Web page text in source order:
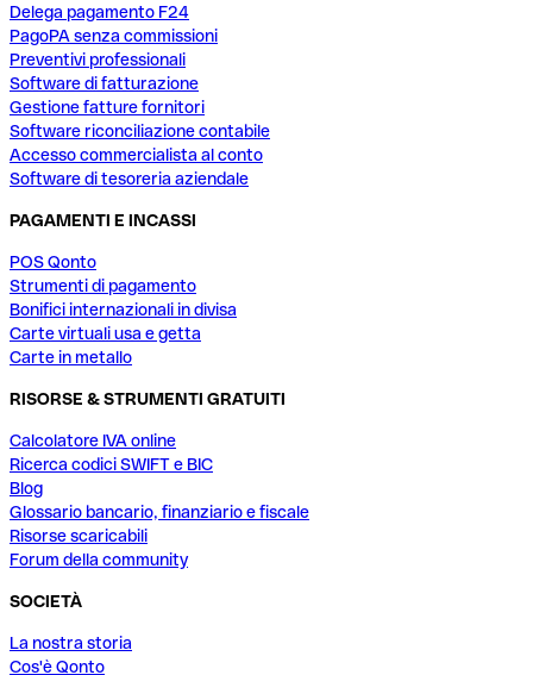
Delega pagamento F24
PagoPA senza commissioni
Preventivi professionali
Software di fatturazione
Gestione fatture fornitori
Software riconciliazione contabile
Accesso commercialista al conto
Software di tesoreria aziendale
PAGAMENTI E INCASSI
POS Qonto
Strumenti di pagamento
Bonifici internazionali in divisa
Carte virtuali usa e getta
Carte in metallo
RISORSE & STRUMENTI GRATUITI
Calcolatore IVA online
Ricerca codici SWIFT e BIC
Blog
Glossario bancario, finanziario e fiscale
Risorse scaricabili
Forum della community
SOCIETÀ
La nostra storia
Cos'è Qonto